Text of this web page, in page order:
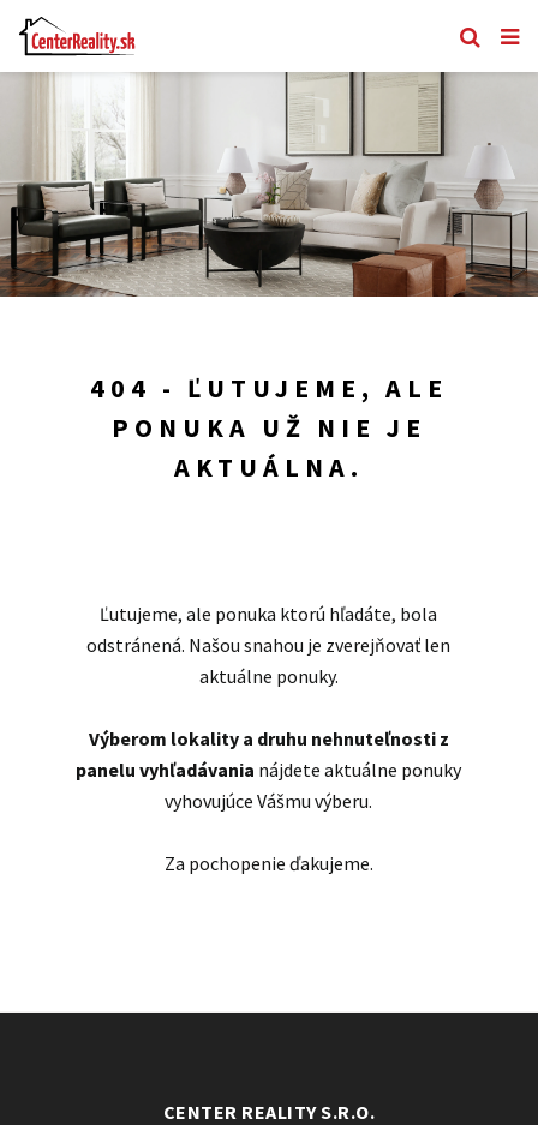
404 - ĽUTUJEME, ALE
PONUKA UŽ NIE JE
AKTUÁLNA.
Ľutujeme, ale ponuka ktorú hľadáte, bola
odstránená. Našou snahou je zverejňovať len
aktuálne ponuky.
Výberom lokality a druhu nehnuteľnosti z
panelu vyhľadávania nájdete aktuálne ponuky
vyhovujúce Vášmu výberu.
Za pochopenie ďakujeme.
CENTER REALITY S.R.O.